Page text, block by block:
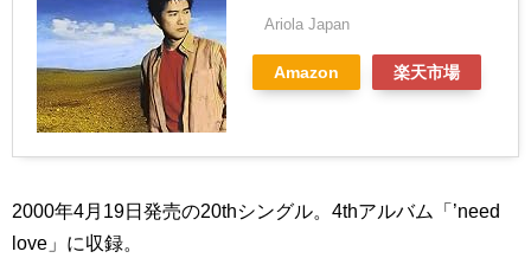
Ariola Japan
Amazon 楽天市場
2000年4月19日発売の20thシングル。4thアルバム「’need
love」に収録。